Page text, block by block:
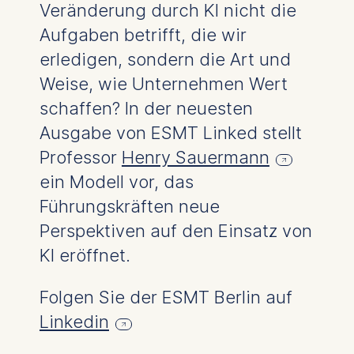
Veränderung durch KI nicht die
Aufgaben betrifft, die wir
erledigen, sondern die Art und
Weise, wie Unternehmen Wert
schaffen? In der neuesten
Ausgabe von ESMT Linked stellt
Professor Henry Sauermann
ein Modell vor, das
Führungskräften neue
Perspektiven auf den Einsatz von
KI eröffnet.
Folgen Sie der ESMT Berlin auf
Linkedin
on the cookie and is a
maximum of 24 months.
The legal basis for
processing is Legitimate
Interest (Art. 6(1)(f)) GDPR
and your consent pursuant
to Article 6(1)(a) GDPR.
You may withdraw your
consent at any time
without providing a reason.
This can be done via the
consent banner available at
the bottom of the screen.
Policy and Legal Notice.